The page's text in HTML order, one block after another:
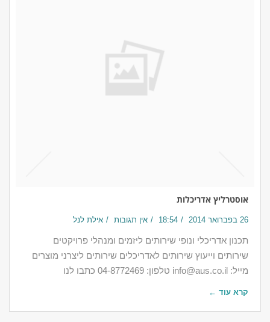
אוסטרליץ אדריכלות
26 בפברואר 2014 18:54 אין תגובות אילת לנל
תכנון אדריכלי ונופי שירותים ליזמים ומנהלי פרויקטים
שירותים וייעוץ שירותים לאדריכלים שירותים ליצרני מוצרים
מייל: info@aus.co.il טלפון: 04-8772469 כתבו לנו
קרא עוד ←